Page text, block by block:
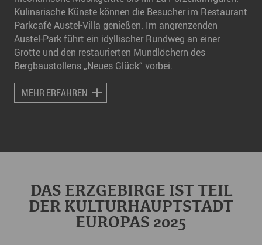
Kulinarische Künste können die Besucher im Restaurant
Parkcafé Austel-Villa genießen. Im angrenzenden
Austel-Park führt ein idyllischer Rundweg an einer
Grotte und den restaurierten Mundlöchern des
Bergbaustollens „Neues Glück“ vorbei.
MEHR ERFAHREN
DAS ERZGEBIRGE IST TEIL
DER KULTURHAUPTSTADT
EUROPAS 2025